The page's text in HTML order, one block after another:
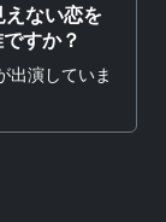
えない恋を
すか？
出演していま